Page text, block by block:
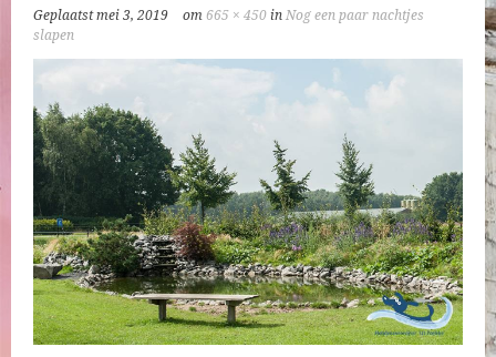
Geplaatstmei 3, 2019 om 665 × 450 inNog een paar nachtjes
slapen